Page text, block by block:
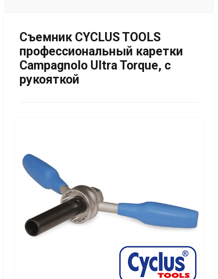
Съемник CYCLUS TOOLS
профессиональный каретки
Campagnolo Ultra Torque, с
рукояткой